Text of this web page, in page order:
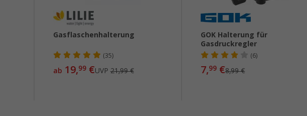
Gasflaschenhalterung
(35)
ab 19,99€UVP 21,99 €
GOK Halterung für
Gasdruckregler
(6)
7,99 €8,99 €